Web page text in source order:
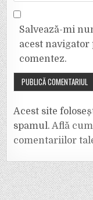
Salvează-mi
acest navigator
comentez.
Acest site
spamul. Află
comentariilor